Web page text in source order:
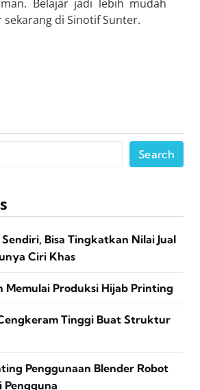
Belajar jadi lebih mudah
di Sinotif Sunter.
Search
Bisa Tingkatkan Nilai Jual
Ciri Khas
Memulai Produksi Hijab Printing
Tinggi Buat Struktur
Penggunaan Blender Robot
Pengguna